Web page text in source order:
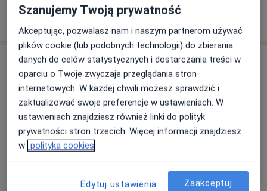
wątpliwości dotyczące diagnozy, czy potrzeba
rozwoju i lepszego kontaktu ze sobą.
W Urbann Clinic znajdziesz specjalistów z
zakresu:
• seksuologii
• psychologii dziecięcej
• terapii poznawczo-behawioralnej (CBT)
• terapii skoncentrowanej na rozwiązaniach (TSR)
• terapii integracyjnej
• terapii Gestalt
• mindfulness
Usługi i ceny
Bezpłatna konsultacja wstępna -
telefoniczna
Darmowa usługa Szczegóły
Umów wizytę
Konsultacja psychologiczna
Szanujemy Twoją prywatność
Akceptując, pozwalasz nam i naszym partnerom używać
plików cookie (lub podobnych technologii) do zbierania
danych do celów statystycznych i dostarczania treści w
oparciu o Twoje zwyczaje przeglądania stron
internetowych. W każdej chwili możesz sprawdzić i
zaktualizować swoje preferencje w ustawieniach. W
ustawieniach znajdziesz również linki do polityk
prywatności stron trzecich. Więcej informacji znajdziesz
w polityka cookies
Edytuj ustawienia Zaakceptuj